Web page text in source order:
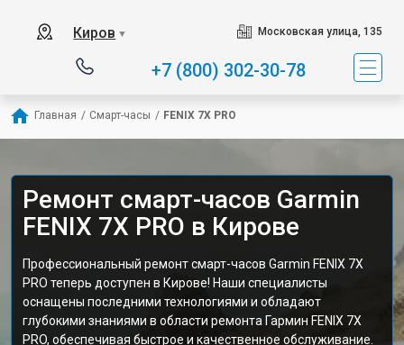
Киров ▼ Московская улица, 135
+7 (800) 302-30-78
Главная / Смарт-часы / FENIX 7X PRO
Ремонт смарт-часов Garmin
FENIX 7X PRO в Кирове
Профессиональный ремонт смарт-часов Garmin FENIX 7X
PRO теперь доступен в Кирове! Наши специалисты
оснащены последними технологиями и обладают
глубокими знаниями в области ремонта Гармин FENIX 7X
PRO, обеспечивая быстрое и качественное обслуживание.